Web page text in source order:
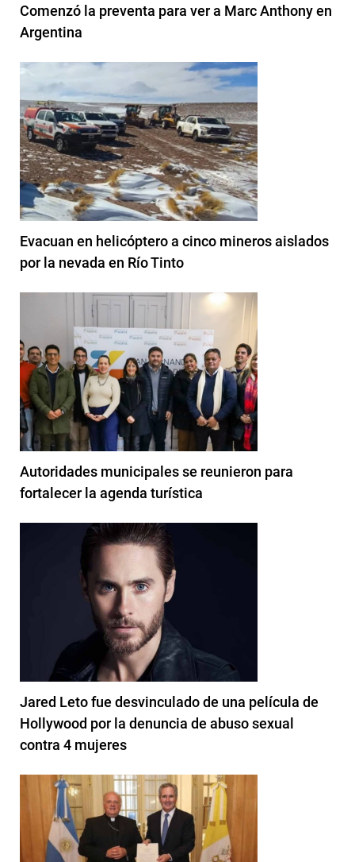
Comenzó la preventa para ver a Marc Anthony en
Argentina
Evacuan en helicóptero a cinco mineros aislados
por la nevada en Río Tinto
Autoridades municipales se reunieron para
fortalecer la agenda turística
Jared Leto fue desvinculado de una película de
Hollywood por la denuncia de abuso sexual
contra 4 mujeres